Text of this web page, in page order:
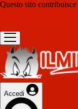
Questo sito
Accedi